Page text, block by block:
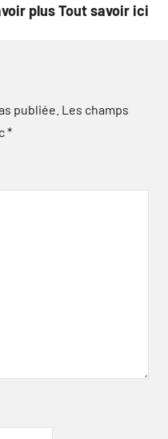
plus Tout savoir ici
publiée. Les champs
*